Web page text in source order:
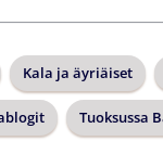
Kala ja äyriäiset
Tuoksussa